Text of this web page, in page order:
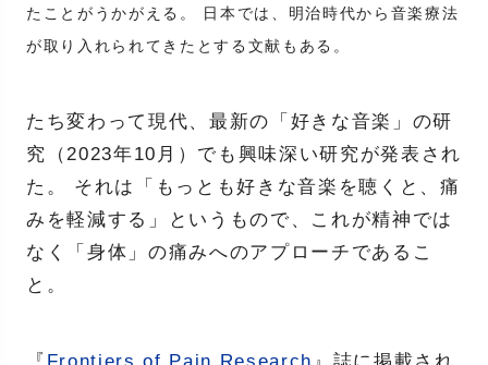
たことがうかがえる。 日本では、明治時代から音楽療法
が取り入れられてきたとする文献もある。
たち変わって現代、最新の「好きな音楽」の研
究（2023年10月）でも興味深い研究が発表され
た。 それは「もっとも好きな音楽を聴くと、痛
みを軽減する」というもので、これが精神では
なく「身体」の痛みへのアプローチであるこ
と。
『 Frontiers of Pain Research 』誌に掲載され